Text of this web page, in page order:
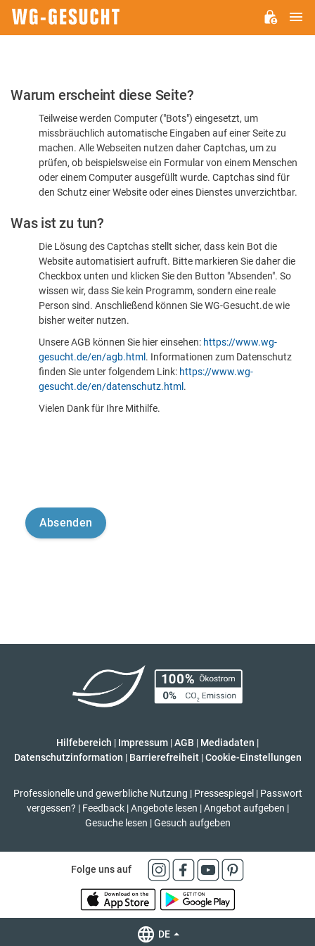
Bitte
dass
sind
Warum erscheint diese Seite?
Teilweise werden Computer ("Bots") eingesetzt, um
missbräuchlich automatische Eingaben auf einer Seite zu
machen. Alle Webseiten nutzen daher Captchas, um zu
prüfen, ob beispielsweise ein Formular von einem Menschen
oder einem Computer ausgefüllt wurde. Captchas sind für
den Schutz einer Website oder eines Dienstes unverzichtbar.
Was ist zu tun?
Die Lösung des Captchas stellt sicher, dass kein Bot die
Website automatisiert aufruft. Bitte markieren Sie daher die
Checkbox unten und klicken Sie den Button "Absenden". So
wissen wir, dass Sie kein Programm, sondern eine reale
Person sind. Anschließend können Sie WG-Gesucht.de wie
bisher weiter nutzen.
Unsere AGB können Sie hier einsehen: https://www.wg-
gesucht.de/en/agb.html . Informationen zum Datenschutz
finden Sie unter folgendem Link: https://www.wg-
gesucht.de/en/datenschutz.html .
Vielen Dank für Ihre Mithilfe.
Hilfebereich | Impressum |AGB | Mediadaten |
Datenschutzinformation | Barrierefreiheit | Cookie-Einstellungen
Professionelle und gewerbliche Nutzung | Pressespiegel | Passwort
vergessen? | Feedback | Angebote lesen | Angebot aufgeben |
Gesuche lesen | Gesuch aufgeben
Folge uns auf
DE